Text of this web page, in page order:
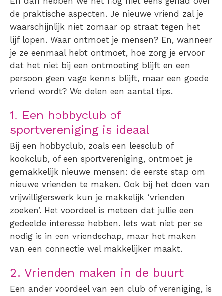
de praktische aspecten. Je nieuwe vriend zal je
waarschijnlijk niet zomaar op straat tegen het
lijf lopen. Waar ontmoet je mensen? En, wanneer
je ze eenmaal hebt ontmoet, hoe zorg je ervoor
dat het niet bij een ontmoeting blijft en een
persoon geen vage kennis blijft, maar een goede
vriend wordt? We delen een aantal tips.
1. Een hobbyclub of
sportvereniging is ideaal
Bij een hobbyclub, zoals een leesclub of
kookclub, of een sportvereniging, ontmoet je
gemakkelijk nieuwe mensen: de eerste stap om
nieuwe vrienden te maken. Ook bij het doen van
vrijwilligerswerk kun je makkelijk ‘vrienden
zoeken’. Het voordeel is meteen dat jullie een
gedeelde interesse hebben. Iets wat niet per se
nodig is in een vriendschap, maar het maken
van een connectie wel makkelijker maakt.
2. Vrienden maken in de buurt
Een ander voordeel van een club of vereniging, is